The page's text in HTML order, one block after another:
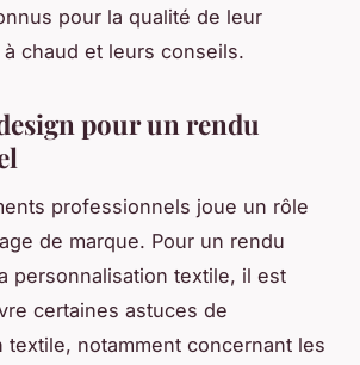
pour la qualité de leur
chaud et leurs conseils.
pour un rendu
professionnels joue un rôle
de marque. Pour un rendu
personnalisation textile, il est
certaines astuces de
textile, notamment concernant les